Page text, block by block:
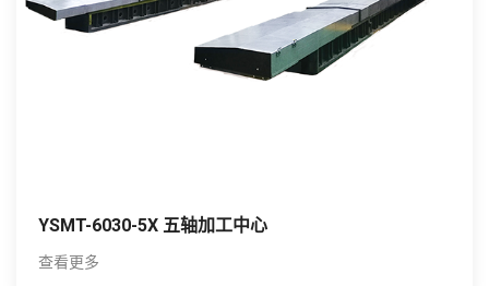
YSMT-6030-5X 五轴加工中心
查看更多